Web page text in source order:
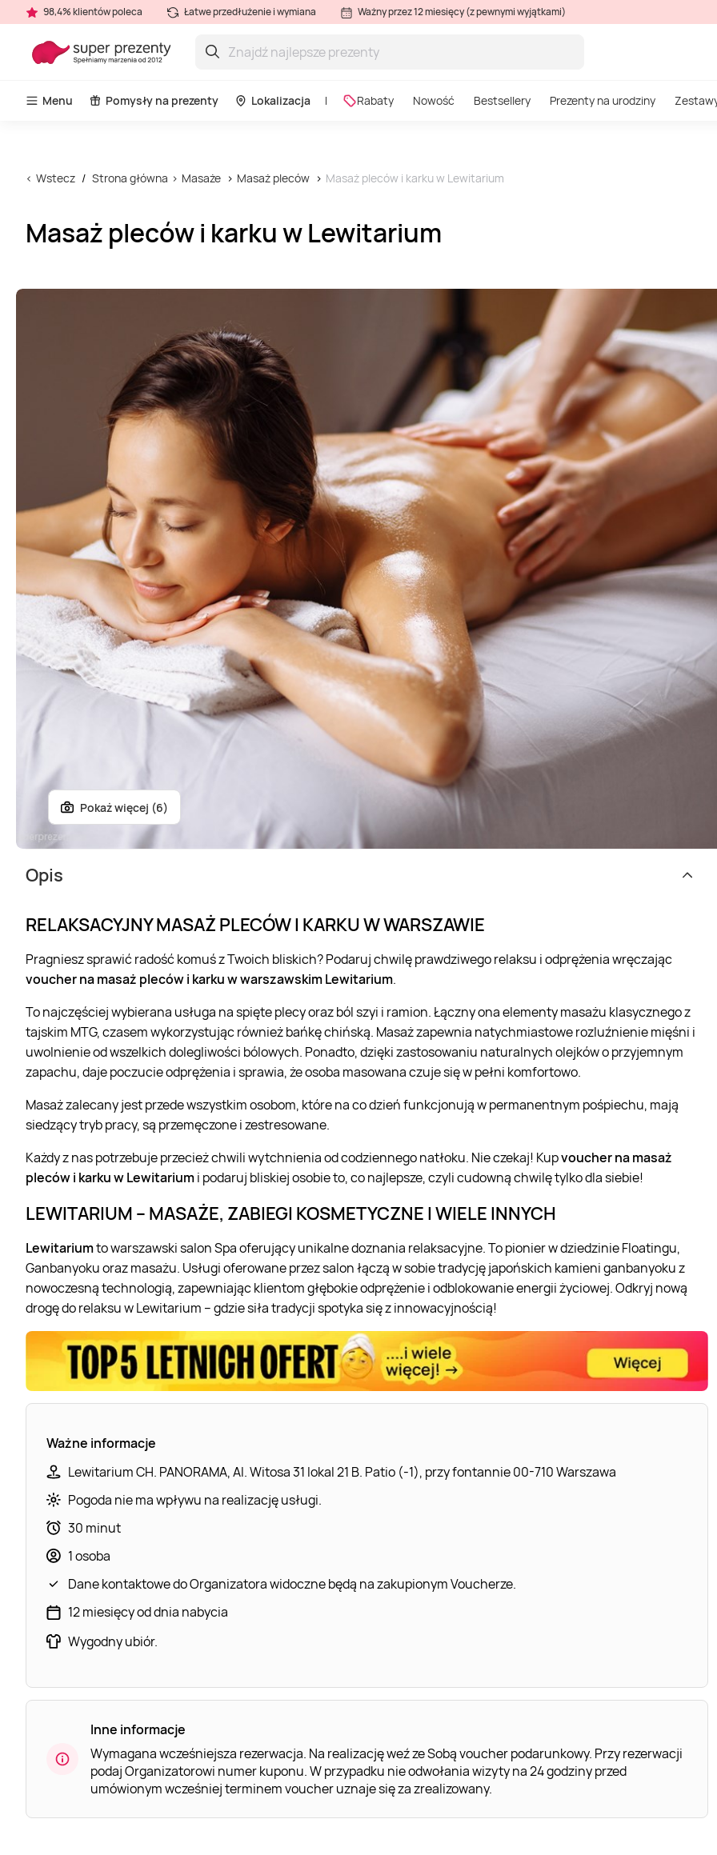
98,4% klientów poleca Łatwe przedłużenie i wymiana Ważny przez 12 miesięcy (z pewnymi wyjątkami)
Menu Pomysły na prezenty Lokalizacja Rabaty Nowość Bestsellery Prezenty na urodziny
Wstecz Strona główna Masaże Masaż pleców Masaż pleców i karku w Lewitarium
Masaż pleców i karku w Lewitarium
Pokaż więcej (6)
Opis
RELAKSACYJNY MASAŻ PLECÓW I KARKU W WARSZAWIE
Pragniesz sprawić radość komuś z Twoich bliskich? Podaruj chwilę prawdziwego relaksu i odprężenia wręczając
voucher na masaż pleców i karku w warszawskim Lewitarium.
To najczęściej wybierana usługa na spięte plecy oraz ból szyi i ramion. Łączny ona elementy masażu klasycznego z
tajskim MTG, czasem wykorzystując również bańkę chińską. Masaż zapewnia natychmiastowe rozluźnienie mięśni i
uwolnienie od wszelkich dolegliwości bólowych. Ponadto, dzięki zastosowaniu naturalnych olejków o przyjemnym
zapachu, daje poczucie odprężenia i sprawia, że osoba masowana czuje się w pełni komfortowo.
Masaż zalecany jest przede wszystkim osobom, które na co dzień funkcjonują w permanentnym pośpiechu, mają
siedzący tryb pracy, są przemęczone i zestresowane.
Każdy z nas potrzebuje przecież chwili wytchnienia od codziennego natłoku. Nie czekaj! Kupvoucher na masaż
pleców i karku w Lewitariumi podaruj bliskiej osobie to, co najlepsze, czyli cudowną chwilę tylko dla siebie!
LEWITARIUM – MASAŻE, ZABIEGI KOSMETYCZNE I WIELE INNYCH
Lewitariumto warszawski salon Spa oferujący unikalne doznania relaksacyjne. To pionier w dziedzinie Floatingu,
Ganbanyoku oraz masażu. Usługi oferowane przez salon łączą w sobie tradycję japońskich kamieni ganbanyoku z
nowoczesną technologią, zapewniając klientom głębokie odprężenie i odblokowanie energii życiowej. Odkryj nową
drogę do relaksu w Lewitarium – gdzie siła tradycji spotyka się z innowacyjnością!
Ważne informacje
Lewitarium CH. PANORAMA, Al. Witosa 31 lokal 21 B. Patio (-1), przy fontannie 00-710 Warszawa
Pogoda nie ma wpływu na realizację usługi.
30 minut
1 osoba
Dane kontaktowe do Organizatora widoczne będą na zakupionym Voucherze.
12 miesięcy od dnia nabycia
Wygodny ubiór.
Inne informacje
Wymagana wcześniejsza rezerwacja. Na realizację weź ze Sobą voucher podarunkowy. Przy rezerwacji
podaj Organizatorowi numer kuponu. W przypadku nie odwołania wizyty na 24 godziny przed
umówionym wcześniej terminem voucher uznaje się za zrealizowany.